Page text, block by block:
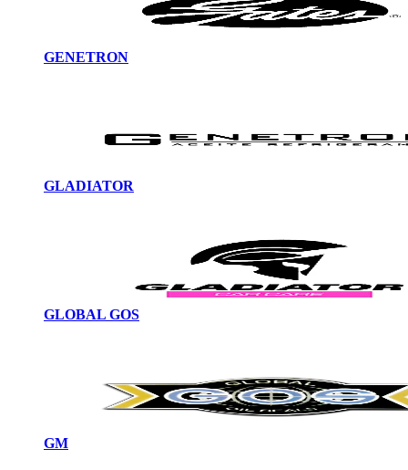
GENETRON
GLADIATOR
GLOBAL GOS
GM